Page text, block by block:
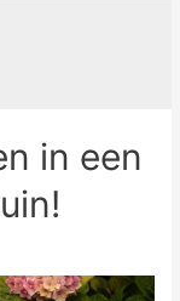
in een